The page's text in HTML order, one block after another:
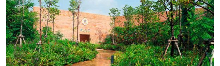
ตกพรำๆ อากาศเย็นและชื้น มองเห็นละอองน้ำเกาะพราวอยู่
ตามใบไม้ การได้อยู่ภายใต้ร่มเงาของไม้ใหญ่ ฟังเสียงนกร้อง
คลอไปกับเสียงน้ำไหล นี่แหละคือสวรรค์ของคนรักธรรมชาติ
อย่างแท้จริง “ผมอยากได้สวนอารมณ์แนวป่าๆ มีต้นไม้เยอะ ดู